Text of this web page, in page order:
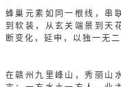
蜂巢元素如同一根线，串
到软装，从玄关端景到天
断变化，延申，以独一无
在赣州九里峰山，秀丽山